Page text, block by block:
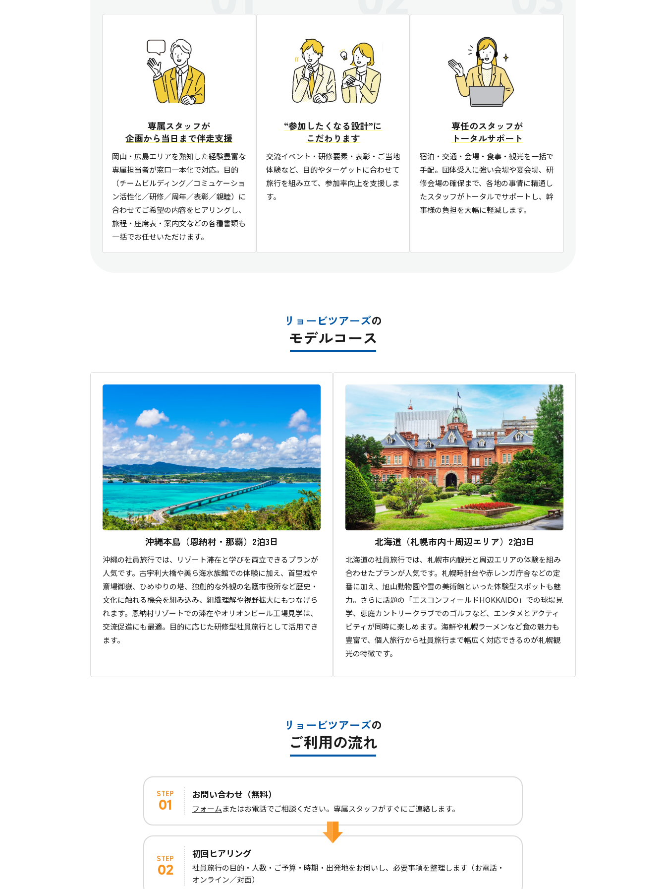
専属スタッフが
企画から当日まで伴走支援
岡山・広島エリアを熟知した経験豊富な
専属担当者が窓口一本化で対応。目的
（チームビルディング／コミュケーショ
ン活性化／研修／周年／表彰／親睦）に
合わせてご希望の内容をヒアリングし、
旅程・座席表・案内文などの各種書類も
一括でお任せいただけます。
“参加したくなる設計”に
こだわります
交流イベント・研修要素・表彰・ご当地
体験など、目的やターゲットに合わせて
旅行を組み立て、参加率向上を支援しま
す。
専任のスタッフが
トータルサポート
宿泊・交通・会場・食事・観光を一括で
手配。団体受入に強い会場や宴会場、研
修会場の確保まで、各地の事情に精通し
たスタッフがトータルでサポートし、幹
事様の負担を大幅に軽減します。
リョービツアーズの
モデルコース
沖縄本島（恩納村・那覇）2泊3日
沖縄の社員旅行では、リゾート滞在と学びを両立できるプランが
人気です。古宇利大橋や美ら海水族館での体験に加え、首里城や
斎場御嶽、ひめゆりの塔、独創的な外観の名護市役所など歴史・
文化に触れる機会を組み込み、組織理解や視野拡大にもつなげら
れます。恩納村リゾートでの滞在やオリオンビール工場見学は、
交流促進にも最適。目的に応じた研修型社員旅行として活用でき
ます。
北海道（札幌市内＋周辺エリア）2泊3日
北海道の社員旅行では、札幌市内観光と周辺エリアの体験を組み
合わせたプランが人気です。札幌時計台や赤レンガ庁舎などの定
番に加え、旭山動物園や雪の美術館といった体験型スポットも魅
力。さらに話題の「エスコンフィールドHOKKAIDO」での球場見
学、恵庭カントリークラブでのゴルフなど、エンタメとアクティ
ビティが同時に楽しめます。海鮮や札幌ラーメンなど食の魅力も
豊富で、個人旅行から社員旅行まで幅広く対応できるのが札幌観
光の特徴です。
リョービツアーズの
ご利用の流れ
STEP お問い合わせ（無料）
フォームまたはお電話でご相談ください。専属スタッフがすぐにご連絡します。
STEP 初回ヒアリング
社員旅行の目的・人数・ご予算・時期・出発地をお伺いし、必要事項を整理します（お電話・
オンライン／対面）